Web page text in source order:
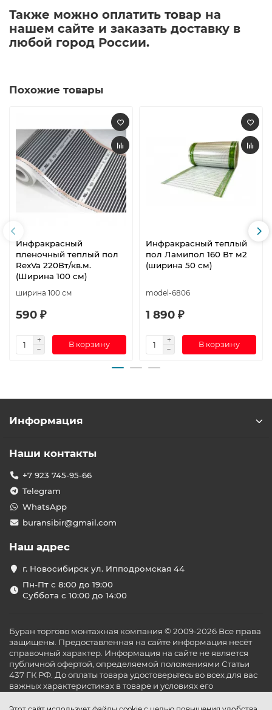
Также можно оплатить товар на
нашем сайте и заказать доставку в
любой город России.
Похожие товары
Инфракрасный
пленочный теплый пол
RexVa 220Вт/кв.м.
(Ширина 100 см)
ширина 100 см
590 ₽
В корзину
Инфракрасный теплый
пол Ламипол 160 Вт м2
(ширина 50 см)
model-6806
1 890 ₽
В корзину
Информация
Наши контакты
+7 923 745-95-66
Telegram
WhatsApp
buransibir@gmail.com
Наш адрес
г. Новосибирск ул. Ипподромская 44
Пн-Пт с 8:00 до 19:00
Суббота с 10:00 до 14:00
Буран торгово монтажная компания © 2009-2026 Все права
защищены. Предоставленная на сайте информация несёт
справочный характер. Информация на сайте не является
публичной офертой, определяемой положениями Статьи
437 ГК РФ. До оплаты товара удостоверьтесь во всех для вас
важных характеристиках в товаре и условиях его